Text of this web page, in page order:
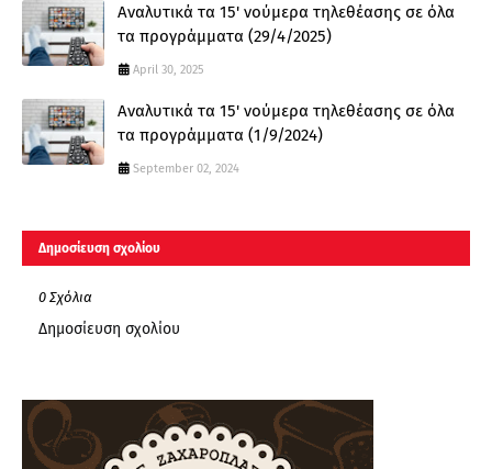
Αναλυτικά τα 15' νούμερα τηλεθέασης σε όλα
τα προγράμματα (29/4/2025)
April 30, 2025
Αναλυτικά τα 15' νούμερα τηλεθέασης σε όλα
τα προγράμματα (1/9/2024)
September 02, 2024
Δημοσίευση σχολίου
0 Σχόλια
Δημοσίευση σχολίου